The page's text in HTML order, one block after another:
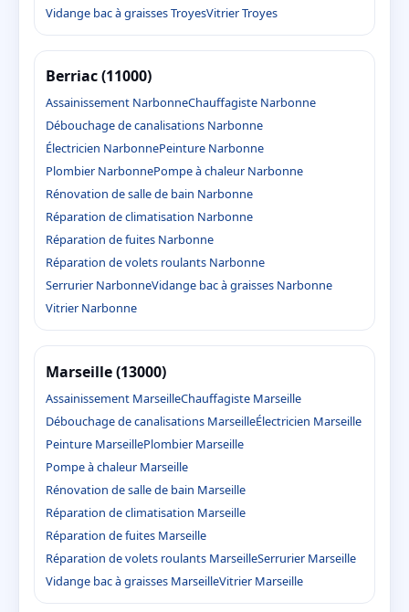
Vidange bac à graisses TroyesVitrier Troyes
Berriac (11000)
Assainissement NarbonneChauffagiste Narbonne
Débouchage de canalisations Narbonne
Électricien NarbonnePeinture Narbonne
Plombier NarbonnePompe à chaleur Narbonne
Rénovation de salle de bain Narbonne
Réparation de climatisation Narbonne
Réparation de fuites Narbonne
Réparation de volets roulants Narbonne
Serrurier NarbonneVidange bac à graisses Narbonne
Vitrier Narbonne
Marseille (13000)
Assainissement MarseilleChauffagiste Marseille
Débouchage de canalisations MarseilleÉlectricien Marseille
Peinture MarseillePlombier Marseille
Pompe à chaleur Marseille
Rénovation de salle de bain Marseille
Réparation de climatisation Marseille
Réparation de fuites Marseille
Réparation de volets roulants MarseilleSerrurier Marseille
Vidange bac à graisses MarseilleVitrier Marseille